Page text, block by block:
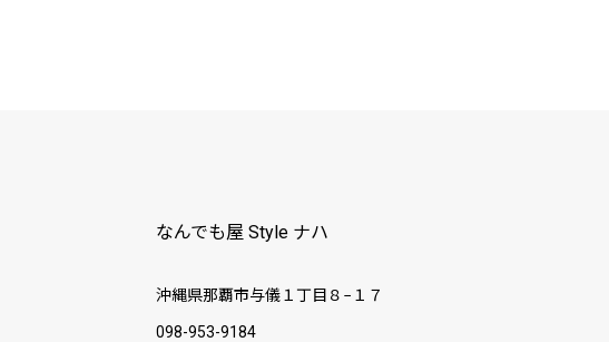
なんでも屋 Style ナハ
沖縄県那覇市与儀１丁目８−１７
098-953-9184